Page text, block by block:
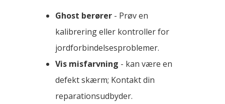
Ghost berører - Prøv en
kalibrering eller kontroller for
jordforbindelsesproblemer.
Vis misfarvning - kan være en
defekt skærm; Kontakt din
reparationsudbyder.